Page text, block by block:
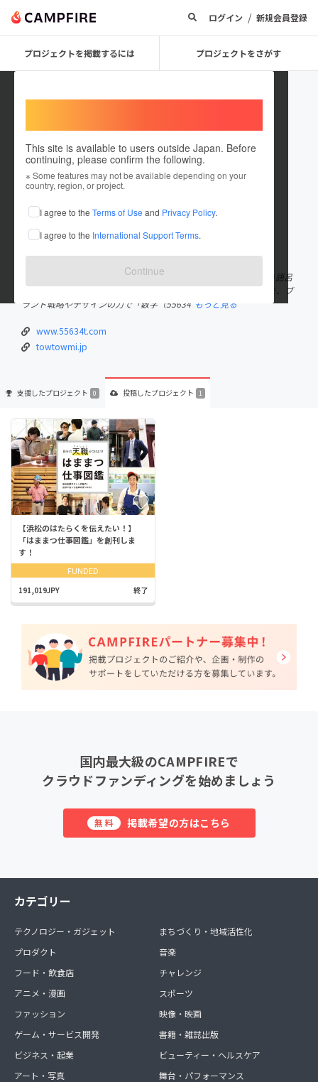
ログイン / 新規会員登録
プロジェクトを掲載するには プロジェクトをさがす
This site is available to users outside Japan. Before
continuing, please confirm the following.
※ Some features may not be available depending on your
country, region, or project.
I agree to the Terms of Use and Privacy Policy.
I agree to the International Support Terms.
Continue
55634
これまでに1件のプロジェクトを投稿しています
在住国：日本 現在地：静岡県
出身国：日本 出身地：静岡県
株式会社55634。数字だけの会社名は、55634＝ココロザシという語呂
が由来です。目に見えないクライアントの「志（ココロザシ）」を、ブ
ランド戦略やデザインの力で「数字（55634 もっと見る
www.55634t.com
towtowmi.jp
支援したプロジェクト 0 投稿したプロジェクト 1
【浜松のはたらくを伝えたい！】
「はままつ仕事図鑑」を創刊しま
す！
FUNDED
191,019JPY 終了
国内最大級のCAMPFIREで
クラウドファンディングを始めましょう
無料 掲載希望の方はこちら
カテゴリー
テクノロジー・ガジェット
プロダクト
フード・飲食店
アニメ・漫画
ファッション
ゲーム・サービス開発
ビジネス・起業
アート・写真
まちづくり・地域活性化
音楽
チャレンジ
スポーツ
映像・映画
書籍・雑誌出版
ビューティー・ヘルスケア
舞台・パフォーマンス